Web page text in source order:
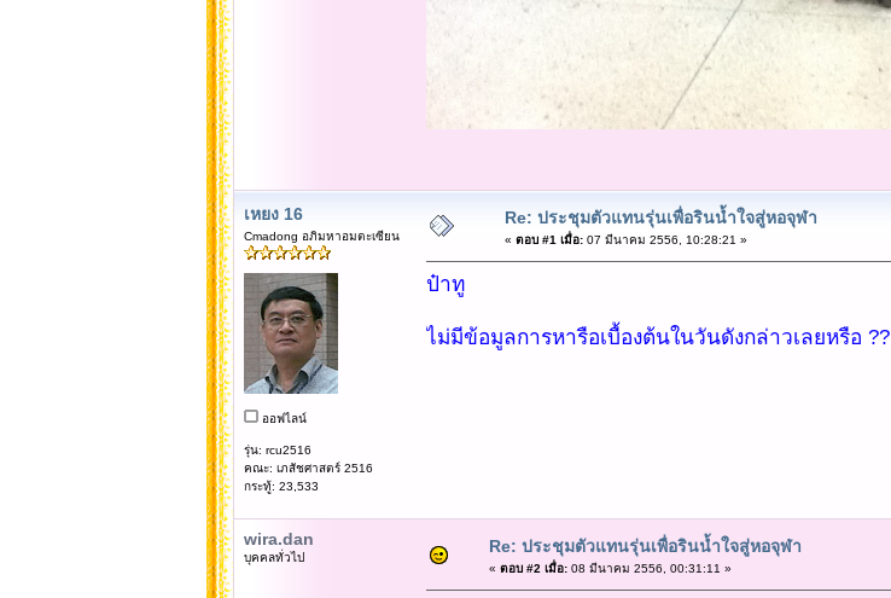
เหยง 16
Cmadong อภิมหาอมตะเซียน
ออฟไลน์
รุ่น: rcu2516
คณะ: เภสัชศาสตร์ 2516
กระทู้: 23,533
Re: ประชุมตัวแทนรุ่นเพื่อรินน้ำใจสู่หอจุฬา
« ตอบ #1 เมื่อ:07 มีนาคม 2556, 10:28:21 »
ป๋าทู
ไม่มีข้อมูลการหารือเบื้องต้นในวันดังกล่าวเลยหรือ ??
wira.dan
บุคคลทั่วไป
Re: ประชุมตัวแทนรุ่นเพื่อรินน้ำใจสู่หอจุฬา
« ตอบ #2 เมื่อ:08 มีนาคม 2556, 00:31:11 »